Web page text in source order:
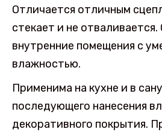
Отличается отличным
стекает и не
внутренние помещения с
влажностью.
Применима на кухне и в
последующего нанесения
декоративного покрытия.